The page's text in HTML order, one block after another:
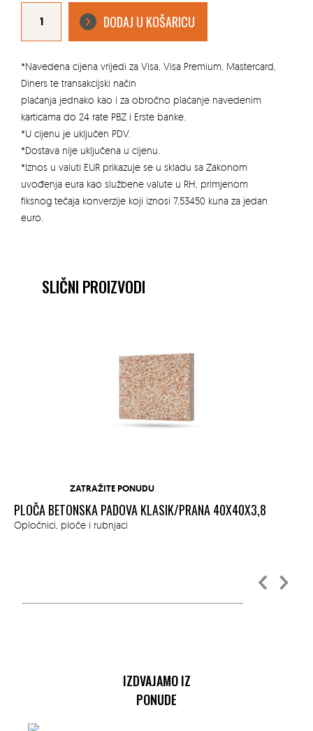
BETONSKA
DODAJ U KOŠARICU
*Navedena cijena vrijedi za Visa, Visa Premium, Mastercard,
Diners te transakcijski način
plaćanja jednako kao i za obročno plaćanje navedenim
karticama do 24 rate PBZ i Erste banke.
*U cijenu je uključen PDV.
*Dostava nije uključena u cijenu.
*Iznos u valuti EUR prikazuje se u skladu sa Zakonom
uvođenja eura kao službene valute u RH, primjenom
fiksnog tečaja konverzije koji iznosi 7,53450 kuna za jedan
euro.
SLIČNI PROIZVODI
ZATRAŽITE PONUDU
PLOČA BETONSKA PADOVA KLASIK/PRANA 40X40X3,8
Opločnici, ploče i rubnjaci
IZDVAJAMO IZ
PONUDE